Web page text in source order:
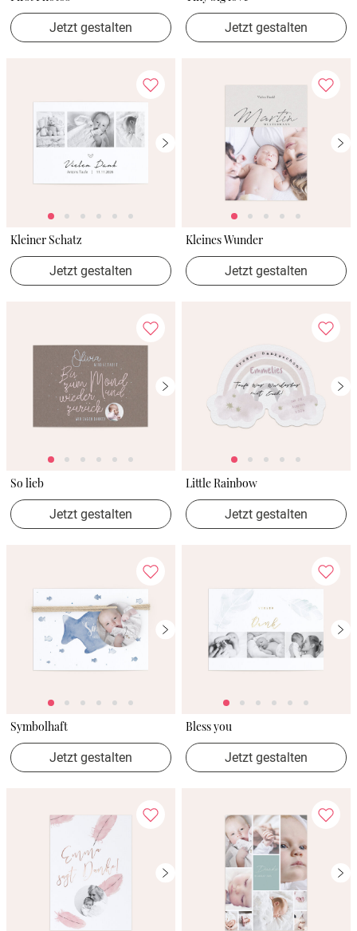
Jetzt gestalten Jetzt gestalten
Kleiner Schatz
Jetzt gestalten
Kleines Wunder
Jetzt gestalten
So lieb
Jetzt gestalten
Little Rainbow
Jetzt gestalten
Symbolhaft
Jetzt gestalten
Bless you
Jetzt gestalten